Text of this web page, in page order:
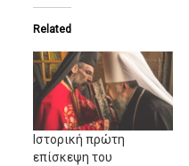
Related
Ιστορική πρώτη
επίσκεψη του